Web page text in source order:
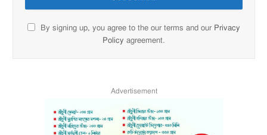
By signing up, you agree to the our terms and our Privacy
Policy agreement.
Advertisement